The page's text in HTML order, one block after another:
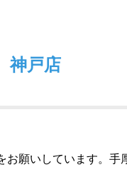
神戸店
お願いしています。